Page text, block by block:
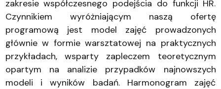
zakresie współczesnego podejścia do funkcji HR.
Czynnikiem wyróżniającym naszą ofertę
programową jest model zajęć prowadzonych
głównie w formie warsztatowej na praktycznych
przykładach, wsparty zapleczem teoretycznym
opartym na analizie przypadków najnowszych
modeli i wyników badań. Harmonogram zajęć